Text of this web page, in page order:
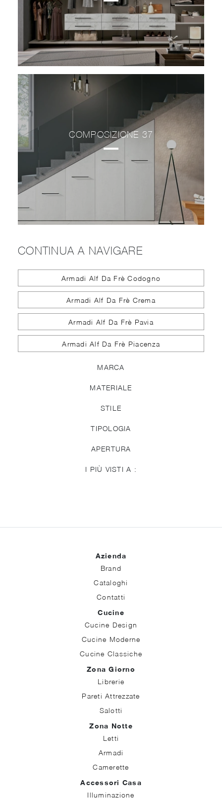
COMPOSIZIONE 37
CONTINUA A NAVIGARE
Armadi Alf Da Frè Codogno
Armadi Alf Da Frè Crema
Armadi Alf Da Frè Pavia
Armadi Alf Da Frè Piacenza
MARCA
MATERIALE
STILE
TIPOLOGIA
APERTURA
I PIÙ VISTI A :
Azienda
Brand
Cataloghi
Contatti
Cucine
Cucine Design
Cucine Moderne
Cucine Classiche
Zona Giorno
Librerie
Pareti Attrezzate
Salotti
Zona Notte
Letti
Armadi
Camerette
Accessori Casa
Illuminazione